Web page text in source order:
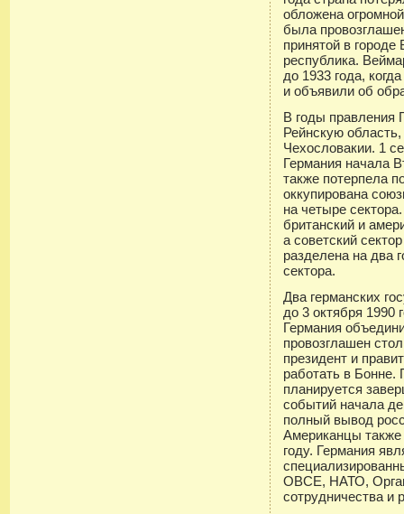
обложена
была
принятой в
республика.
до 1933 года,
и объявили об
В годы правления
Рейнскую
Чехословакии. 1
Германия начала
также потерпела
оккупирована
на четыре
британский и
а советский
разделена на два
сектора.
Два германских
до 3 октября 1990
Германия
провозглашен
президент и
работать в Бонне.
планируется
событий начала
полный вывод
Американцы также
году. Германия
ОВСЕ, НАТО,
сотрудничества и